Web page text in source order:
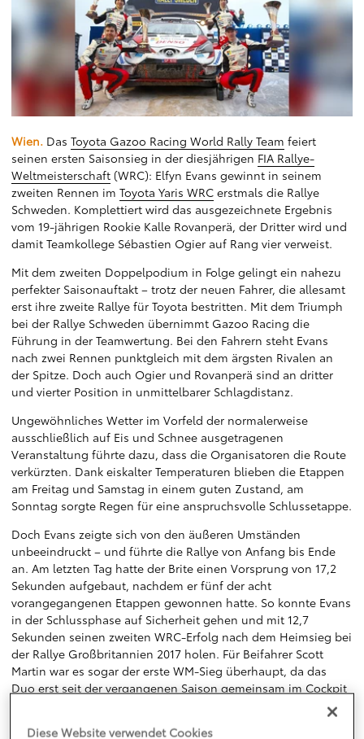
Wien. Das Toyota Gazoo Racing World Rally Team feiert
seinen ersten Saisonsieg in der diesjährigen FIA Rallye-
Weltmeisterschaft (WRC): Elfyn Evans gewinnt in seinem
zweiten Rennen im Toyota Yaris WRC erstmals die Rallye
Schweden. Komplettiert wird das ausgezeichnete Ergebnis
vom 19-jährigen Rookie Kalle Rovanperä, der Dritter wird und
damit Teamkollege Sébastien Ogier auf Rang vier verweist.
Mit dem zweiten Doppelpodium in Folge gelingt ein nahezu
perfekter Saisonauftakt – trotz der neuen Fahrer, die allesamt
erst ihre zweite Rallye für Toyota bestritten. Mit dem Triumph
bei der Rallye Schweden übernimmt Gazoo Racing die
Führung in der Teamwertung. Bei den Fahrern steht Evans
nach zwei Rennen punktgleich mit dem ärgsten Rivalen an
der Spitze. Doch auch Ogier und Rovanperä sind an dritter
und vierter Position in unmittelbarer Schlagdistanz.
Ungewöhnliches Wetter im Vorfeld der normalerweise
ausschließlich auf Eis und Schnee ausgetragenen
Veranstaltung führte dazu, dass die Organisatoren die Route
verkürzten. Dank eiskalter Temperaturen blieben die Etappen
am Freitag und Samstag in einem guten Zustand, am
Sonntag sorgte Regen für eine anspruchsvolle Schlussetappe.
Doch Evans zeigte sich von den äußeren Umständen
unbeeindruckt – und führte die Rallye von Anfang bis Ende
an. Am letzten Tag hatte der Brite einen Vorsprung von 17,2
Sekunden aufgebaut, nachdem er fünf der acht
vorangegangenen Etappen gewonnen hatte. So konnte Evans
in der Schlussphase auf Sicherheit gehen und mit 12,7
Sekunden seinen zweiten WRC-Erfolg nach dem Heimsieg bei
der Rallye Großbritannien 2017 holen. Für Beifahrer Scott
Martin war es sogar der erste WM-Sieg überhaupt, da das
Duo erst seit der vergangenen Saison gemeinsam im Cockpit
sitzt. Eine weitere Premiere: Erstmals haben britische Piloten
Diese Website verwendet Cookies